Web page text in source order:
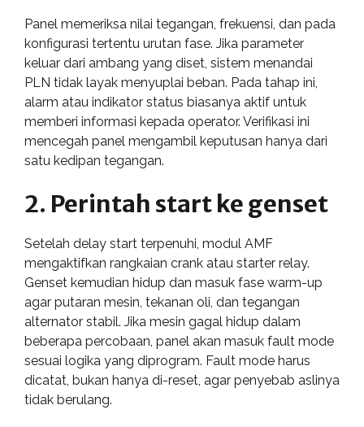
Panel memeriksa nilai tegangan, frekuensi, dan pada
konfigurasi tertentu urutan fase. Jika parameter
keluar dari ambang yang diset, sistem menandai
PLN tidak layak menyuplai beban. Pada tahap ini,
alarm atau indikator status biasanya aktif untuk
memberi informasi kepada operator. Verifikasi ini
mencegah panel mengambil keputusan hanya dari
satu kedipan tegangan.
2. Perintah start ke genset
Setelah delay start terpenuhi, modul AMF
mengaktifkan rangkaian crank atau starter relay.
Genset kemudian hidup dan masuk fase warm-up
agar putaran mesin, tekanan oli, dan tegangan
alternator stabil. Jika mesin gagal hidup dalam
beberapa percobaan, panel akan masuk fault mode
sesuai logika yang diprogram. Fault mode harus
dicatat, bukan hanya di-reset, agar penyebab aslinya
tidak berulang.